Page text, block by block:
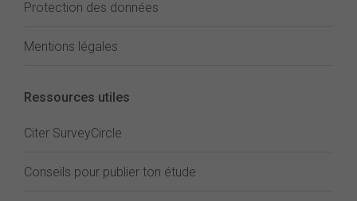
Protection des données
Mentions légales
Ressources utiles
Citer SurveyCircle
Conseils pour publier ton étude